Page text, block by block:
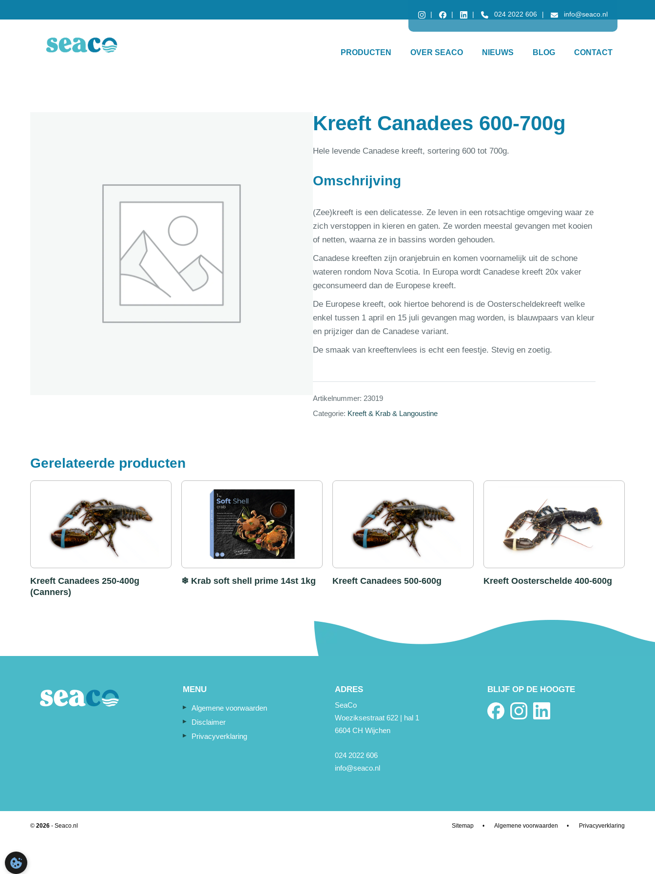
024 2022 606 info@seaco.nl
PRODUCTEN OVER SEACO NIEUWS BLOG CONTACT
Kreeft Canadees 600-700g
Hele levende Canadese kreeft, sortering 600 tot 700g.
Omschrijving
(Zee)kreeft is een delicatesse. Ze leven in een rotsachtige omgeving waar ze
zich verstoppen in kieren en gaten. Ze worden meestal gevangen met kooien
of netten, waarna ze in bassins worden gehouden.
Canadese kreeften zijn oranjebruin en komen voornamelijk uit de schone
wateren rondom Nova Scotia. In Europa wordt Canadese kreeft 20x vaker
geconsumeerd dan de Europese kreeft.
De Europese kreeft, ook hiertoe behorend is de Oosterscheldekreeft welke
enkel tussen 1 april en 15 juli gevangen mag worden, is blauwpaars van kleur
en prijziger dan de Canadese variant.
De smaak van kreeftenvlees is echt een feestje. Stevig en zoetig.
Artikelnummer: 23019
Categorie: Kreeft & Krab & Langoustine
Gerelateerde producten
Kreeft Canadees 250-400g
(Canners)
❄ Krab soft shell prime 14st 1kg Kreeft Canadees 500-600g Kreeft Oosterschelde 400-600g
MENU
Algemene voorwaarden
Disclaimer
Privacyverklaring
ADRES
SeaCo
Woeziksestraat 622 | hal 1
6604 CH Wijchen
024 2022 606
info@seaco.nl
BLIJF OP DE HOOGTE
© 2026 - Seaco.nl Sitemap • Algemene voorwaarden • Privacyverklaring
COOKIE-INSTELLINGEN